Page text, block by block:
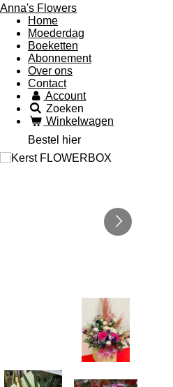
Anna's Flowers
Home
Moederdag
Boeketten
Abonnement
Over ons
Contact
Account
Zoeken
Winkelwagen
Bestel hier